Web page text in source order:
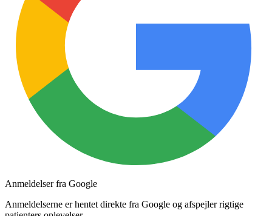
Anmeldelser fra Google
Anmeldelserne er hentet direkte fra Google og afspejler rigtige